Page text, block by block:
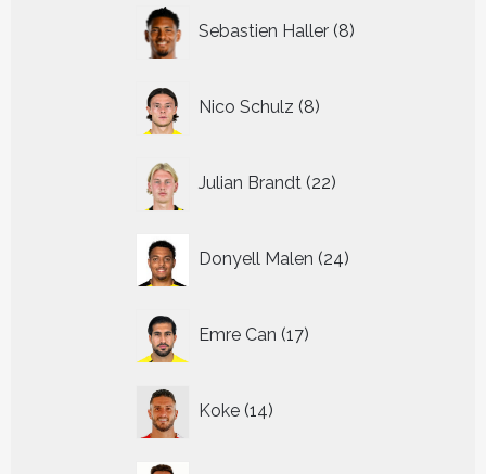
Sebastien Haller 8
producten
Nico Schulz 8
producten
Julian Brandt 22
producten
Donyell Malen 24
producten
Emre Can 17
producten
Koke 14
producten